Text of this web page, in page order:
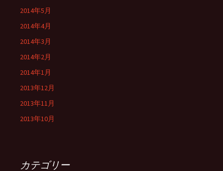
2014年5月
2014年4月
2014年3月
2014年2月
2014年1月
2013年12月
2013年11月
2013年10月
カテゴリー